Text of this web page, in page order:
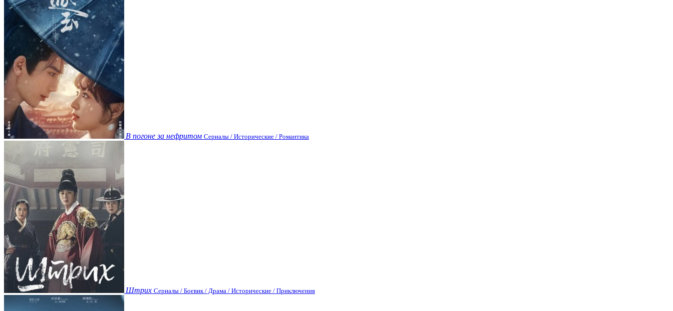
В погоне за нефритом Сериалы / Исторические / Романтика
Штрих Сериалы / Боевик / Драма / Исторические / Приключения